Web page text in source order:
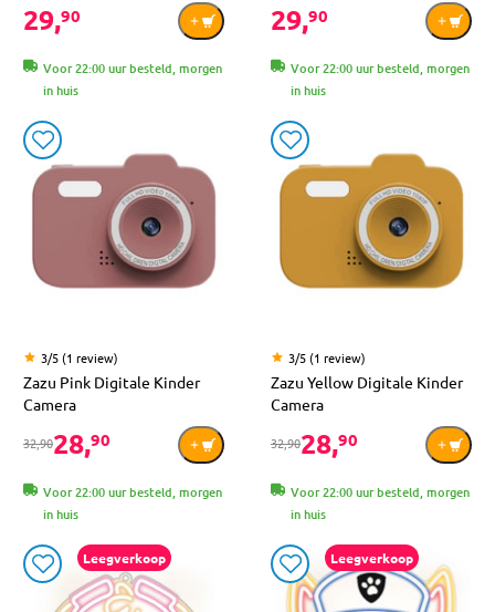
29,90
Voor 22:00 uur besteld, morgen
in huis
29,90
Voor 22:00 uur besteld, morgen
in huis
3/5 (1 review)
Zazu Pink Digitale Kinder
Camera
32,9028,90
Voor 22:00 uur besteld, morgen
in huis
3/5 (1 review)
Zazu Yellow Digitale Kinder
Camera
32,9028,90
Voor 22:00 uur besteld, morgen
in huis
Leegverkoop Leegverkoop